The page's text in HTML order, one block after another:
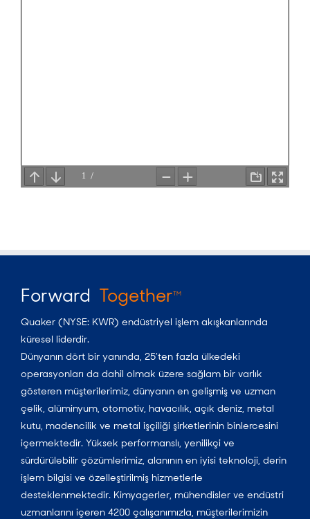
Forward TogetherTM
Quaker (NYSE: KWR) endüstriyel işlem akışkanlarında
küresel liderdir.
Dünyanın dört bir yanında, 25’ten fazla ülkedeki
operasyonları da dahil olmak üzere sağlam bir varlık
gösteren müşterilerimiz, dünyanın en gelişmiş ve uzman
çelik, alüminyum, otomotiv, havacılık, açık deniz, metal
kutu, madencilik ve metal işçiliği şirketlerinin binlercesini
içermektedir. Yüksek performanslı, yenilikçi ve
sürdürülebilir çözümlerimiz, alanının en iyisi teknoloji, derin
işlem bilgisi ve özelleştirilmiş hizmetlerle
desteklenmektedir. Kimyagerler, mühendisler ve endüstri
uzmanlarını içeren 4200 çalışanımızla, müşterilerimizin